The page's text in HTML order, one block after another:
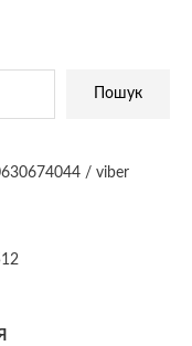
Пошук
/ viber